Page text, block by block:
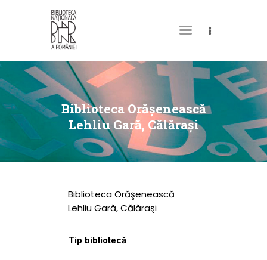
Biblioteca Orăşenească
Lehliu Gară, Călăraşi
DESPRE NOI
PERMISUL MEU DE
BIBLIOTECĂ
CATALOAGE ȘI
COLECȚII
EVENIMENTE
SPAȚII
Biblioteca Orăşenească
Lehliu Gară, Călăraşi
Tip bibliotecă